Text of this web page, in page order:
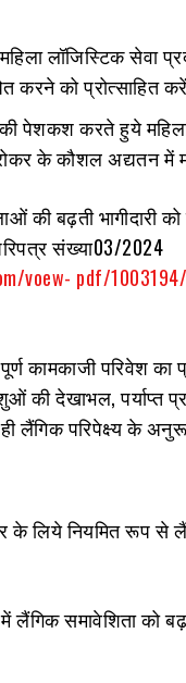
लॉजिस्टिक सेवा
करने को प्रोत्साहित
पेशकश करते हुये
के कौशल अद्यतन में
की बढ़ती भागीदारी
संख्या03/2024
voew- pdf/
कामकाजी परिवेश
की देखाभल, पर्याप्त
लैंगिक परिपेक्ष्य के
के लिये नियमित रूप
लैंगिक समावेशिता को